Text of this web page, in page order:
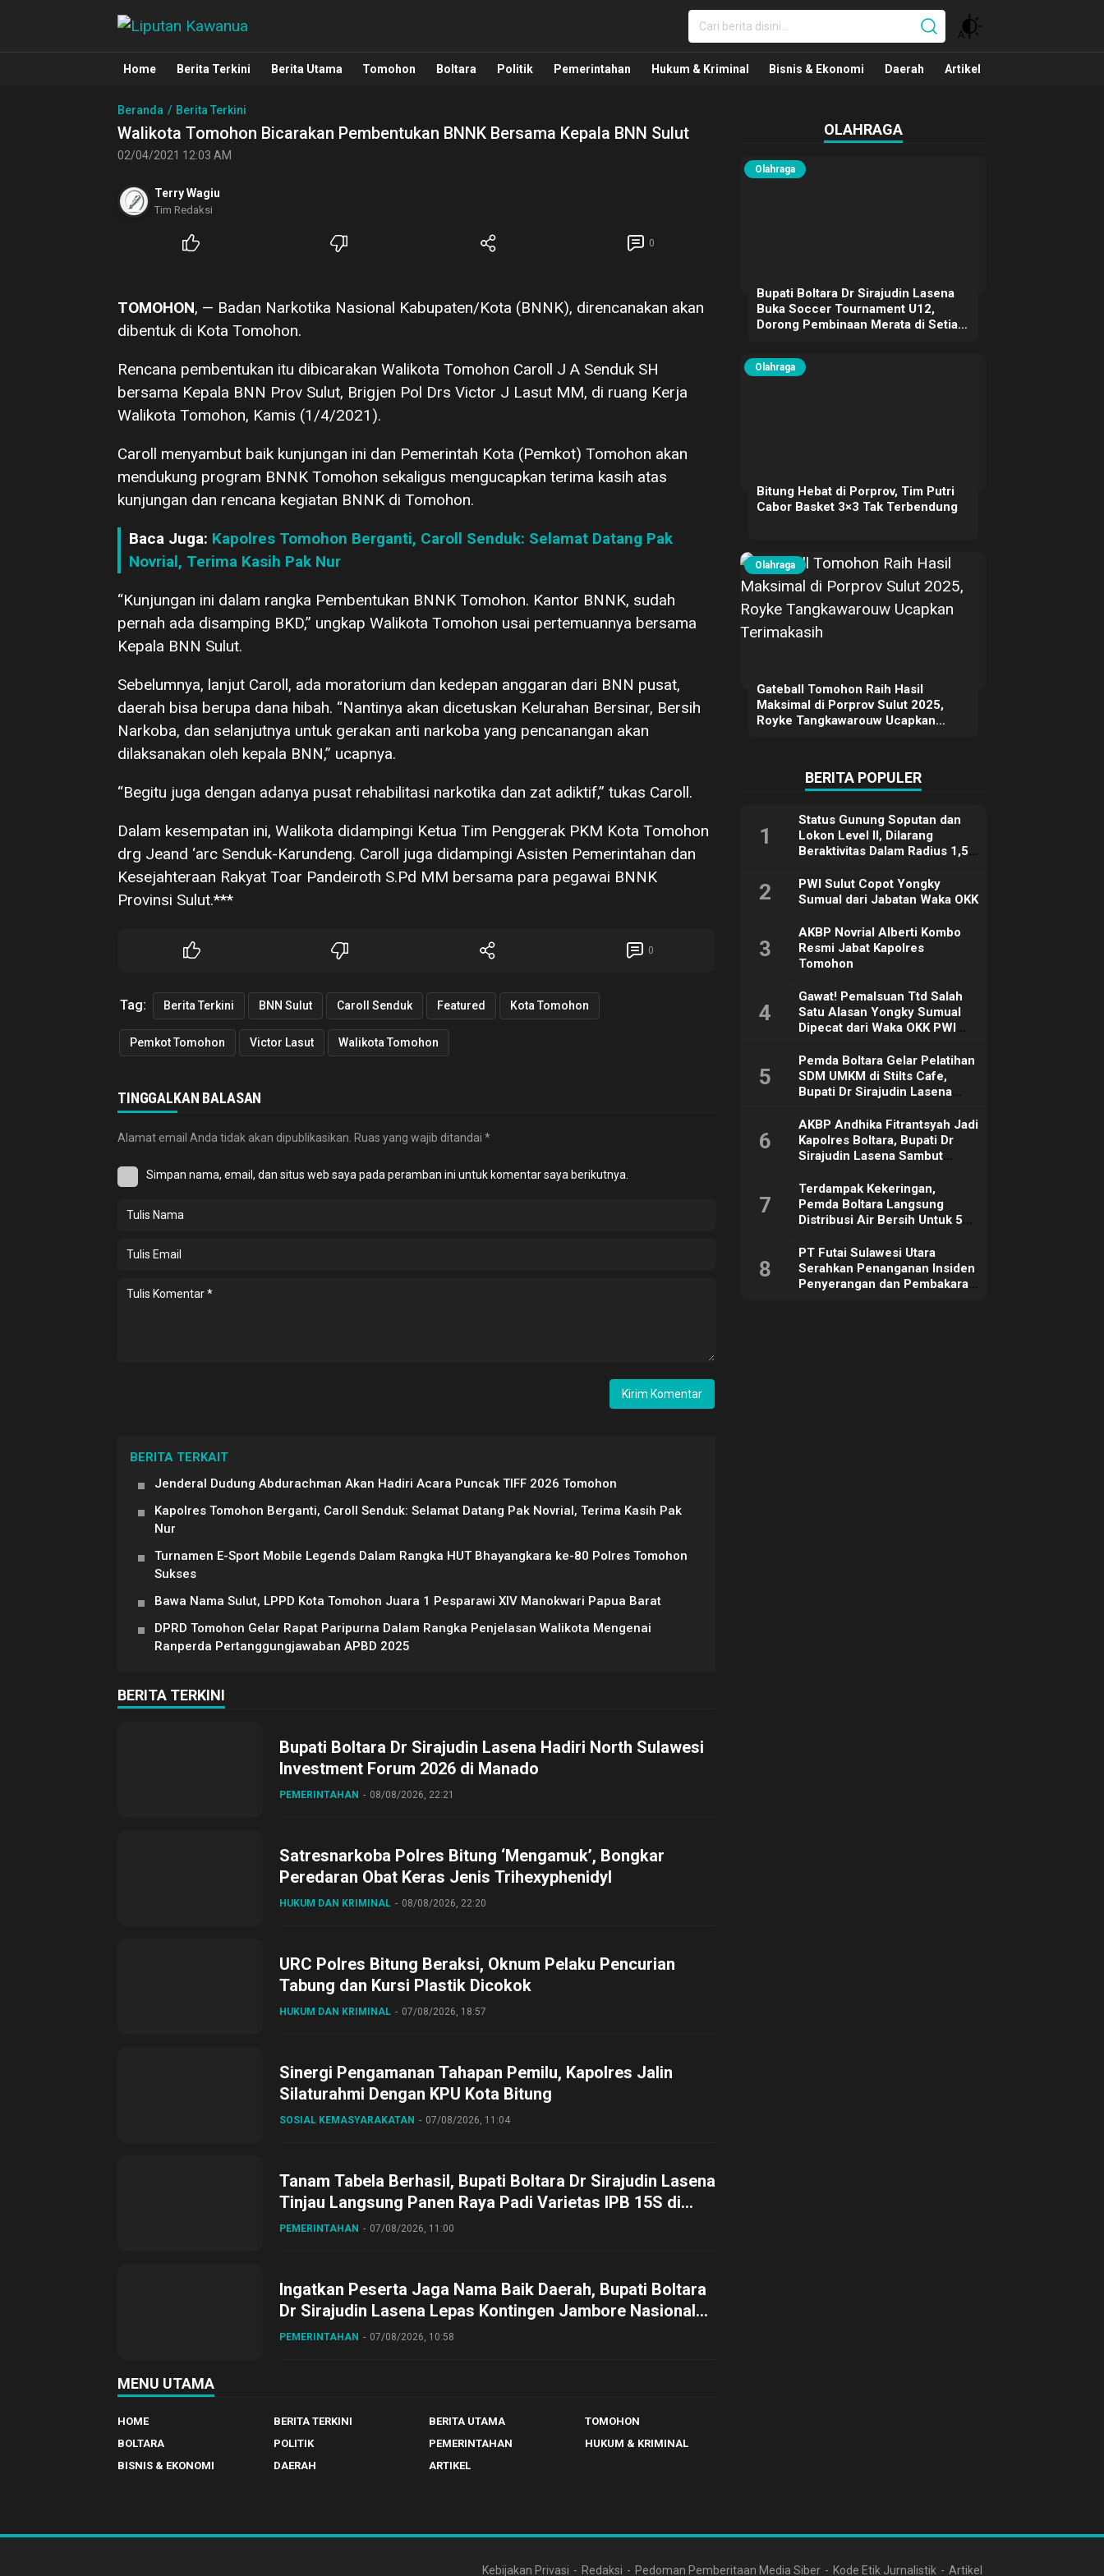
Liputan Kawanua
Berita Manado, Sulawesi Utara, Kawanua, Politik, Pemerintahan, Hukum Kriminal dan Nasional
Home Berita Terkini Berita Utama Tomohon Boltara Politik Pemerintahan Hukum & Kriminal Bisnis & Ekonomi Daerah Artikel
Beranda Berita Terkini
Walikota Tomohon Bicarakan Pembentukan BNNK Bersama Kepala BNN Sulut
02/04/2021 12:03 AM
Terry Wagiu
Tim Redaksi
0
TOMOHON, — Badan Narkotika Nasional Kabupaten/Kota (BNNK), direncanakan akan
dibentuk di Kota Tomohon.
Rencana pembentukan itu dibicarakan Walikota Tomohon Caroll J A Senduk SH
bersama Kepala BNN Prov Sulut, Brigjen Pol Drs Victor J Lasut MM, di ruang Kerja
Walikota Tomohon, Kamis (1/4/2021).
Caroll menyambut baik kunjungan ini dan Pemerintah Kota (Pemkot) Tomohon akan
mendukung program BNNK Tomohon sekaligus mengucapkan terima kasih atas
kunjungan dan rencana kegiatan BNNK di Tomohon.
Baca Juga: Kapolres Tomohon Berganti, Caroll Senduk: Selamat Datang Pak
Novrial, Terima Kasih Pak Nur
“Kunjungan ini dalam rangka Pembentukan BNNK Tomohon. Kantor BNNK, sudah
pernah ada disamping BKD,” ungkap Walikota Tomohon usai pertemuannya bersama
Kepala BNN Sulut.
Sebelumnya, lanjut Caroll, ada moratorium dan kedepan anggaran dari BNN pusat,
daerah bisa berupa dana hibah. “Nantinya akan dicetuskan Kelurahan Bersinar, Bersih
Narkoba, dan selanjutnya untuk gerakan anti narkoba yang pencanangan akan
dilaksanakan oleh kepala BNN,” ucapnya.
“Begitu juga dengan adanya pusat rehabilitasi narkotika dan zat adiktif,” tukas Caroll.
Dalam kesempatan ini, Walikota didampingi Ketua Tim Penggerak PKM Kota Tomohon
drg Jeand ‘arc Senduk-Karundeng. Caroll juga didampingi Asisten Pemerintahan dan
Kesejahteraan Rakyat Toar Pandeiroth S.Pd MM bersama para pegawai BNNK
Provinsi Sulut.***
0
Tag: Berita Terkini BNN Sulut Caroll Senduk Featured Kota Tomohon
Pemkot Tomohon Victor Lasut Walikota Tomohon
TINGGALKAN BALASAN
Alamat email Anda tidak akan dipublikasikan. Ruas yang wajib ditandai *
Simpan nama, email, dan situs web saya pada peramban ini untuk komentar saya berikutnya.
BERITA TERKAIT
Jenderal Dudung Abdurachman Akan Hadiri Acara Puncak TIFF 2026 Tomohon
Kapolres Tomohon Berganti, Caroll Senduk: Selamat Datang Pak Novrial, Terima Kasih Pak
Nur
Turnamen E-Sport Mobile Legends Dalam Rangka HUT Bhayangkara ke-80 Polres Tomohon
Sukses
Bawa Nama Sulut, LPPD Kota Tomohon Juara 1 Pesparawi XIV Manokwari Papua Barat
DPRD Tomohon Gelar Rapat Paripurna Dalam Rangka Penjelasan Walikota Mengenai
Ranperda Pertanggungjawaban APBD 2025
BERITA TERKINI
Bupati Boltara Dr Sirajudin Lasena Hadiri North Sulawesi
Investment Forum 2026 di Manado
PEMERINTAHAN 08/08/2026, 22:21
Satresnarkoba Polres Bitung ‘Mengamuk’, Bongkar
Peredaran Obat Keras Jenis Trihexyphenidyl
HUKUM DAN KRIMINAL 08/08/2026, 22:20
URC Polres Bitung Beraksi, Oknum Pelaku Pencurian
Tabung dan Kursi Plastik Dicokok
HUKUM DAN KRIMINAL 07/08/2026, 18:57
Sinergi Pengamanan Tahapan Pemilu, Kapolres Jalin
Silaturahmi Dengan KPU Kota Bitung
SOSIAL KEMASYARAKATAN 07/08/2026, 11:04
Tanam Tabela Berhasil, Bupati Boltara Dr Sirajudin Lasena
Tinjau Langsung Panen Raya Padi Varietas IPB 15S di
Desa Gihang
PEMERINTAHAN 07/08/2026, 11:00
Ingatkan Peserta Jaga Nama Baik Daerah, Bupati Boltara
Dr Sirajudin Lasena Lepas Kontingen Jambore Nasional
ke XII di Buperta Cibubur
PEMERINTAHAN 07/08/2026, 10:58
MENU UTAMA
HOME BERITA TERKINI BERITA UTAMA
TOMOHON
BOLTARA
POLITIK PEMERINTAHAN
HUKUM & KRIMINAL
BISNIS & EKONOMI
DAERAH ARTIKEL
OLAHRAGA
Olahraga
Bupati Boltara Dr Sirajudin Lasena
Buka Soccer Tournament U12,
Dorong Pembinaan Merata di Setiap
Olahraga
Bitung Hebat di Porprov, Tim Putri
Cabor Basket 3×3 Tak Terbendung
Olahraga
Gateball Tomohon Raih Hasil
Maksimal di Porprov Sulut 2025,
Royke Tangkawarouw Ucapkan
BERITA POPULER
1
Status Gunung Soputan dan
Lokon Level II, Dilarang
Beraktivitas Dalam Radius 1,5
2
PWI Sulut Copot Yongky
Sumual dari Jabatan Waka OKK
3
AKBP Novrial Alberti Kombo
Resmi Jabat Kapolres
Tomohon
4
Gawat! Pemalsuan Ttd Salah
Satu Alasan Yongky Sumual
Dipecat dari Waka OKK PWI
5
Pemda Boltara Gelar Pelatihan
SDM UMKM di Stilts Cafe,
Bupati Dr Sirajudin Lasena
Dorong Ekonomi Daerah
6
AKBP Andhika Fitrantsyah Jadi
Kapolres Boltara, Bupati Dr
Sirajudin Lasena Sambut
7
Terdampak Kekeringan,
Pemda Boltara Langsung
Distribusi Air Bersih Untuk 50
8
PT Futai Sulawesi Utara
Serahkan Penanganan Insiden
Penyerangan dan Pembakaran
Kebijakan Privasi Redaksi Pedoman Pemberitaan Media Siber Kode Etik Jurnalistik Artikel